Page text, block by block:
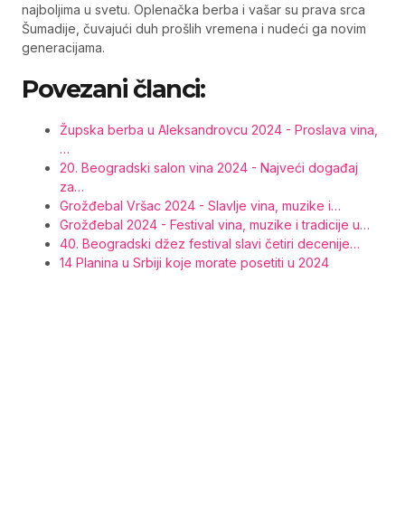
najboljima u svetu. Oplenačka berba i vašar su prava srca
Šumadije, čuvajući duh prošlih vremena i nudeći ga novim
generacijama.
Povezani članci:
Župska berba u Aleksandrovcu 2024 - Proslava vina,
…
20. Beogradski salon vina 2024 - Najveći događaj
za…
Grožđebal Vršac 2024 - Slavlje vina, muzike i…
Grožđebal 2024 - Festival vina, muzike i tradicije u…
40. Beogradski džez festival slavi četiri decenije…
14 Planina u Srbiji koje morate posetiti u 2024